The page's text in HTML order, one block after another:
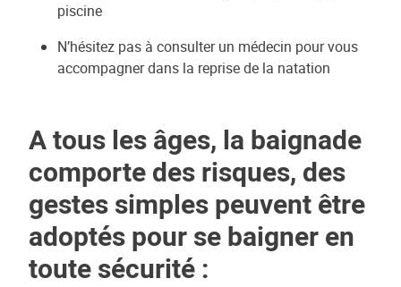
piscine
N’hésitez pas à consulter un médecin pour vous
accompagner dans la reprise de la natation
A tous les âges, la baignade
comporte des risques, des
gestes simples peuvent être
adoptés pour se baigner en
toute sécurité :